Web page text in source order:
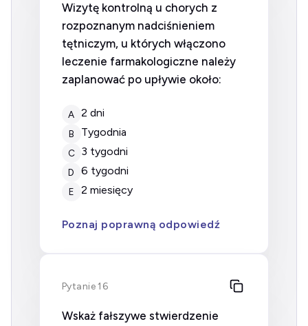
Wizytę kontrolną u chorych z
rozpoznanym nadciśnieniem
tętniczym, u których włączono
leczenie farmakologiczne należy
zaplanować po upływie około:
A 2 dni
B tygodnia
C 3 tygodni
D 6 tygodni
E 2 miesięcy
Poznaj poprawną odpowiedź
Pytanie 16
Wskaż fałszywe stwierdzenie